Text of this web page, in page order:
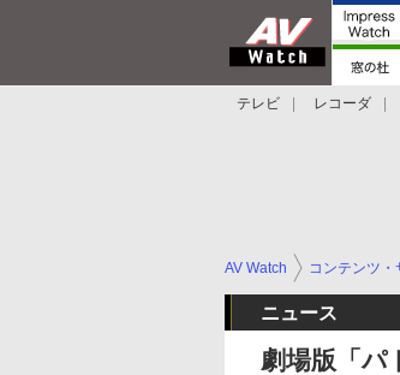
テレビ レコーダ
AV Watch コンテンツ・
ニュース
劇場版「パ